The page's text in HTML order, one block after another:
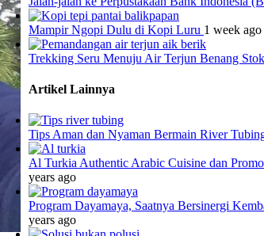
Mampir Ngopi Dulu di Kopi Luru 1 week ago
Trekking Seru Menuju Air Terjun Benang
Artikel Lainnya
Tips Aman dan Nyaman Bermain River
Al Turkia Authentic Arabic Cuisine dan
years ago
Program Dayamaya, Saatnya Bersinergi
years ago